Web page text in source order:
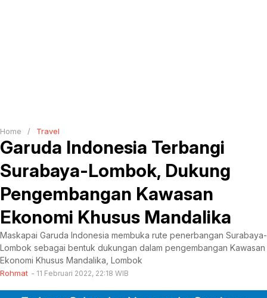
Home / Travel
Garuda Indonesia Terbangi
Surabaya-Lombok, Dukung
Pengembangan Kawasan
Ekonomi Khusus Mandalika
Maskapai Garuda Indonesia membuka rute penerbangan Surabaya-
Lombok sebagai bentuk dukungan dalam pengembangan Kawasan
Ekonomi Khusus Mandalika, Lombok
Rohmat 11 Februari 2022, 22:18 WIB